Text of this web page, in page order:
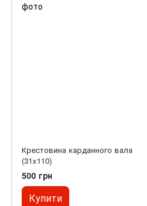
Крестовина карданного вала
(31x110)
500 грн
Купити